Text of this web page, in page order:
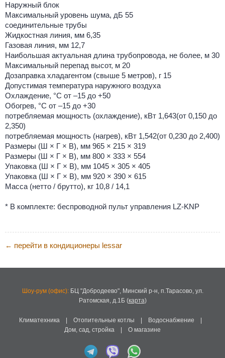
Наружный блок
Максимальный уровень шума, дБ 55
соединительные трубы
Жидкостная линия, мм 6,35
Газовая линия, мм 12,7
Наибольшая актуальная длина трубопровода, не более, м 30
Максимальный перепад высот, м 20
Дозаправка хладагентом (свыше 5 метров), г 15
Допустимая температура наружного воздуха
Охлаждение, °С от –15 до +50
Обогрев, °С от –15 до +30
потребляемая мощность (охлаждение), кВт 1,643(от 0,150 до
2,350)
потребляемая мощность (нагрев), кВт 1,542(от 0,230 до 2,400)
Размеры (Ш × Г × В), мм 965 × 215 × 319
Размеры (Ш × Г × В), мм 800 × 333 × 554
Упаковка (Ш × Г × В), мм 1045 × 305 × 405
Упаковка (Ш × Г × В), мм 920 × 390 × 615
Масса (нетто / брутто), кг 10,8 / 14,1
* В комплекте: беспроводной пульт управления LZ-KNP
← перейти в кондиционеры lessar
Шоу-рум (офис):БЦ "Добродеево", Минский р-н, п.Тарасово, ул.
Ратомская, д.1Б(карта)
Климатехника| Отопительные котлы Водоснабжение
Дом, сад, стройка
О магазине